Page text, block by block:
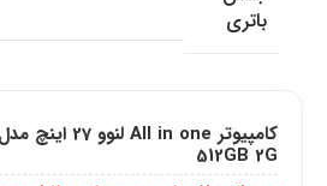
باتری
512GB 2G